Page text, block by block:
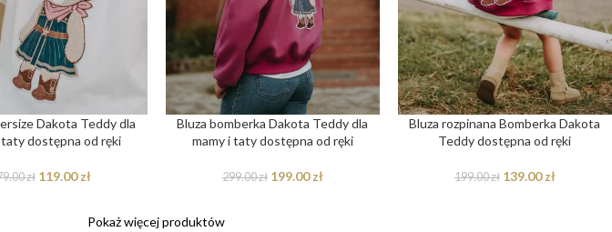
Dakota Teddy dla
taty dostępna od ręki
zł 119.00zł
Bluza bomberka Dakota Teddy dla
mamy i taty dostępna od ręki
299.00zł 199.00zł
Bluza rozpinana Bomberka Dakota
Teddy dostępna od ręki
199.00zł 139.00zł
Pokaż więcej produktów